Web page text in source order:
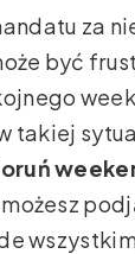
za
być
takiej